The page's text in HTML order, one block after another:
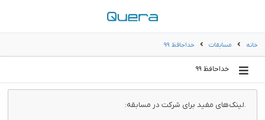
خانه مسابقات خداحافظ ۹۹
خداحافظ ۹۹
.لینک‌های مفید برای شرکت در مسابقه: